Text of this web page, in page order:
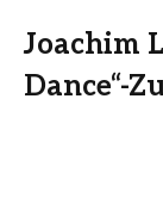
Joachim
Dance“-